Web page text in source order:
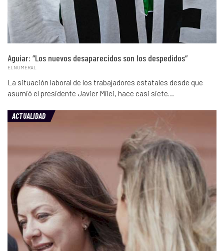
Aguiar: “Los nuevos desaparecidos son los despedidos“
ELNUMERAL
La situación laboral de los trabajadores estatales desde que
asumió el presidente Javier Milei, hace casi siete…
ACTUALIDAD